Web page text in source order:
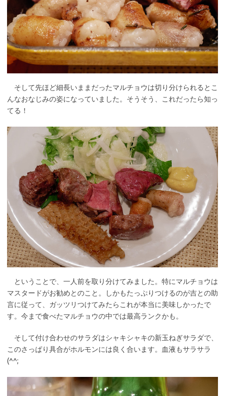
そして先ほど細長いままだったマルチョウは切り分けられるとこ
んなおなじみの姿になっていました。そうそう、これだったら知っ
てる！
ということで、一人前を取り分けてみました。特にマルチョウは
マスタードがお勧めとのこと。しかもたっぷりつけるのが吉との助
言に従って、ガッツリつけてみたらこれが本当に美味しかったで
す。今まで食べたマルチョウの中では最高ランクかも。
そして付け合わせのサラダはシャキシャキの新玉ねぎサラダで、
このさっぱり具合がホルモンには良く合います。血液もサラサラ
(^^;